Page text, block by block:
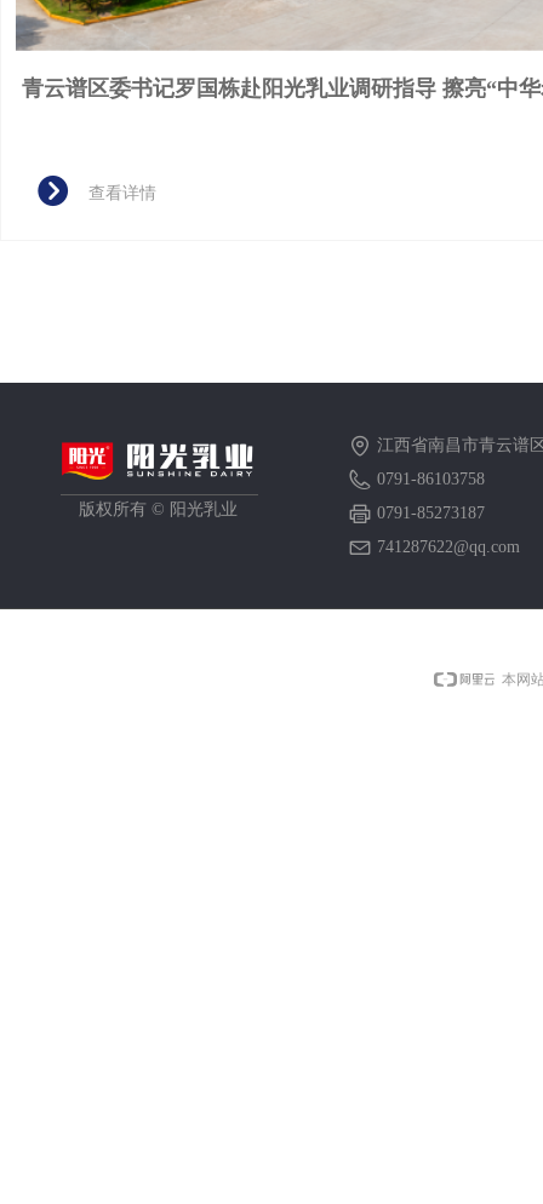
青云谱区委书记罗国栋赴阳光乳业调研指导 擦亮“中华老字号”金
뀹 查看详情
江西省南昌市青云谱
0791-86103758
0791-85273187
741287622@qq.com
版权所有 © 阳光乳业
本网